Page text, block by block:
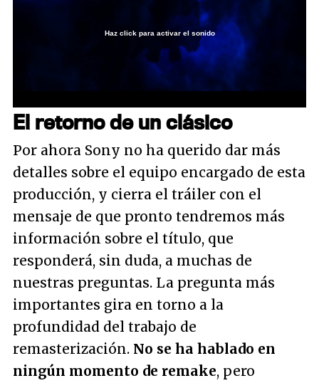
Loaded:
100.00%
Haz click para activar el sonido
El retorno de un clásico
Por ahora Sony no ha querido dar más
detalles sobre el equipo encargado de esta
producción, y cierra el tráiler con el
mensaje de que pronto tendremos más
información sobre el título, que
responderá, sin duda, a muchas de
nuestras preguntas. La pregunta más
importantes gira en torno a la
profundidad del trabajo de
remasterización. No se ha hablado en
ningún momento de remake, pero